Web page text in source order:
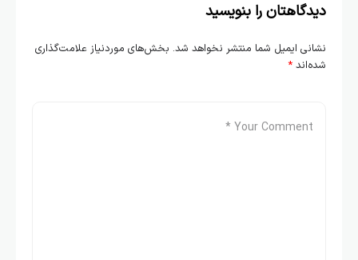
دیدگاهتان را بنویسید
نشانی ایمیل شما منتشر نخواهد شد. بخش‌های موردنیاز علامت‌گذاری
شده‌اند *